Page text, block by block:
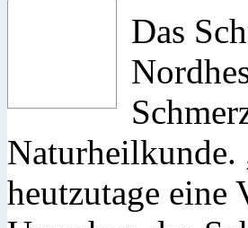
Das
Naturheilkunde.
heutzutage eine